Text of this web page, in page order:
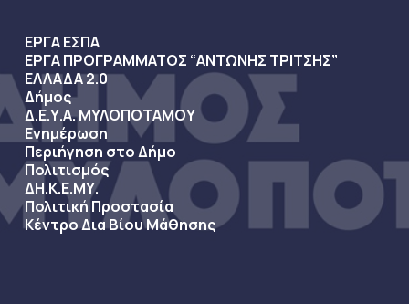
ΕΡΓΑ ΕΣΠΑ
ΕΡΓΑ ΠΡΟΓΡΑΜΜΑΤΟΣ “ΑΝΤΩΝΗΣ ΤΡΙΤΣΗΣ”
ΕΛΛΑΔΑ 2.0
Δήμος
Δ.Ε.Υ.Α. ΜΥΛΟΠΟΤΑΜΟΥ
Ενημέρωση
Περιήγηση στο Δήμο
Πολιτισμός
ΔΗ.Κ.Ε.ΜΥ.
Πολιτική Προστασία
Κέντρο Δια Βίου Μάθησης